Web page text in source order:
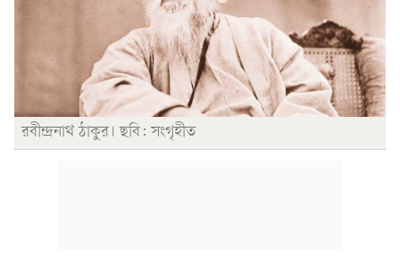
রবীন্দ্রনাথ ঠাকুর। ছবি: সংগৃহীত